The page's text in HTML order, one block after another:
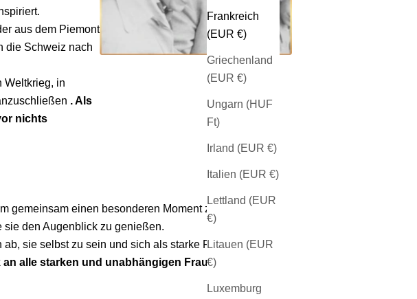
Frankreich
(EUR €)
Griechenland
(EUR €)
Ungarn (HUF
Ft)
Irland (EUR €)
Italien (EUR €)
Lettland (EUR
€)
Litauen (EUR
€)
Luxemburg
aus dem Piemont
die Schweiz nach
Weltkrieg, in
. Als
nichts
gemeinsam einen besonderen Moment zu erleben.
sie den Augenblick zu genießen.
sie selbst zu sein und sich als starke Frau zu
an alle starken und unabhängigen Frauen